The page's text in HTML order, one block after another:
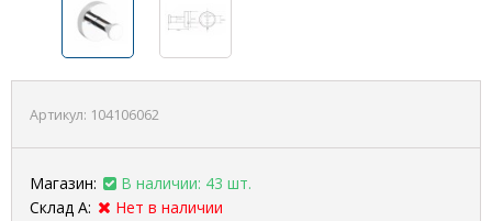
Артикул: 104106062
Магазин:
В наличии: 43 шт.
Склад А:
Нет в наличии